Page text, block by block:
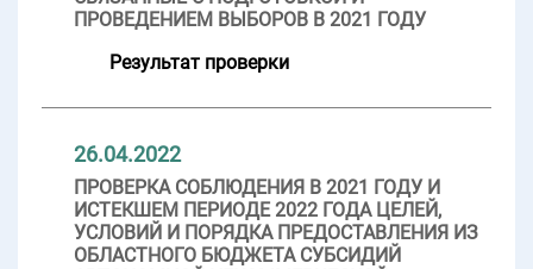
ПРОВЕДЕНИЕМ ВЫБОРОВ В 2021 ГОДУ
Результат проверки
26.04.2022
ПРОВЕРКА СОБЛЮДЕНИЯ В 2021 ГОДУ И
ИСТЕКШЕМ ПЕРИОДЕ 2022 ГОДА ЦЕЛЕЙ,
УСЛОВИЙ И ПОРЯДКА ПРЕДОСТАВЛЕНИЯ ИЗ
ОБЛАСТНОГО БЮДЖЕТА СУБСИДИЙ